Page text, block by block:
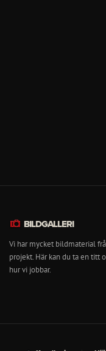
BILDGALLERI
Vi har mycket bildmaterial
projekt. Här kan du ta en titt
hur vi jobbar.